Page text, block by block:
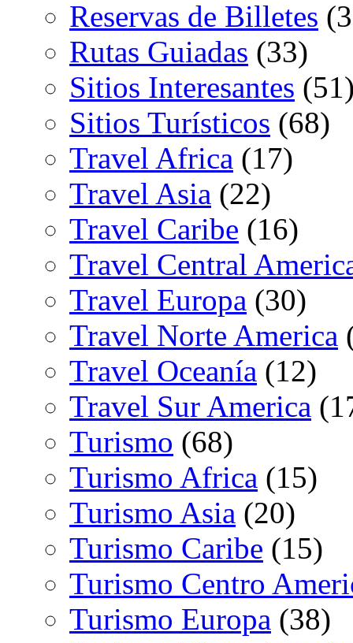
Reservas de Billetes
Rutas Guiadas (33)
Sitios Interesantes
Sitios Turísticos (68)
Travel Africa (17)
Travel Asia (22)
Travel Caribe (16)
Travel Central
Travel Europa (30)
Travel Norte America
Travel Oceanía (12)
Travel Sur America
Turismo (68)
Turismo Africa (15)
Turismo Asia (20)
Turismo Caribe (15)
Turismo Centro
Turismo Europa (38)